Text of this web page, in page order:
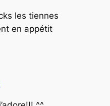
les tiennes
en appétit